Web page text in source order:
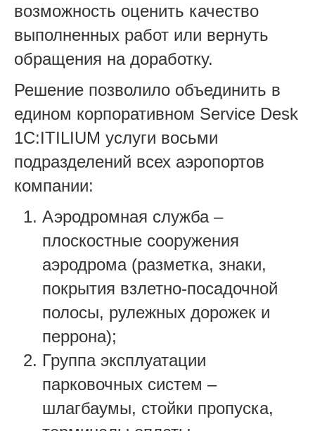
возможность оценить качество
выполненных работ или вернуть
обращения на доработку.
Решение позволило объединить в
едином корпоративном Service Desk
1С:ITILIUM услуги восьми
подразделений всех аэропортов
компании:
Аэродромная служба –
плоскостные сооружения
аэродрома (разметка, знаки,
покрытия взлетно-посадочной
полосы, рулежных дорожек и
перрона);
Группа эксплуатации
парковочных систем –
шлагбаумы, стойки пропуска,